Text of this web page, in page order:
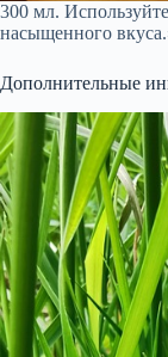
300 мл.
насыщенного
Дополнительные